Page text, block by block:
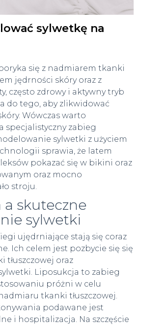
sylwetkę na
się z nadmiarem tkanki
jędrności skóry oraz z
często zdrowy i aktywny tryb
do tego, aby zlikwidować
Wówczas warto
specjalistyczny zabieg
sylwetki z użyciem
sprawia, że latem
pokazać się w bikini oraz
oraz mocno
stroju.
a skuteczne
sylwetki
ujędrniające stają się coraz
Ich celem jest pozbycie się się
tłuszczowej oraz
Liposukcja to zabieg
próżni w celu
tkanki tłuszczowej.
podawane jest
i hospitalizacja. Na szczęście